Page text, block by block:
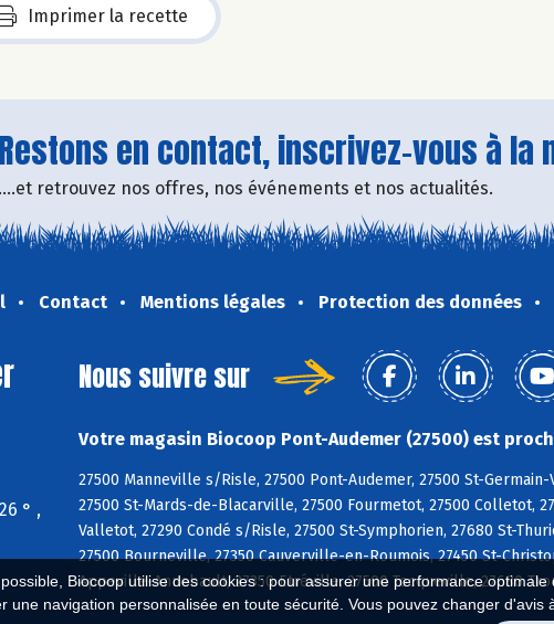
Biocoop utilise des cookies : pour assurer une performance
une navigation personnalisée en toute sécurité. Vous pouvez changer
Imprimer la recette
Restons en contact, inscrivez-vous à la
....et retrouvez nos offres, nos événements et nos actualités.
Contact Mentions légales Protection des données
° ,
Nous suivre sur
Votre magasin Biocoop Pont-Audemer (27500) est
27500 Manneville s/Risle, 27500 Pont-Audemer, 27500 St-
27500 St-Mards-de-Blacarville, 27500 Fourmetot, 27500 Colletot,
Valletot, 27290 Condé s/Risle, 27500 St-Symphorien, 27680 St-
27500 Bourneville, 27350 Cauverville-en-Roumois, 27450 St-
Appeville-Annebault, 27350 Etréville, 27500 Tocqueville, 27680